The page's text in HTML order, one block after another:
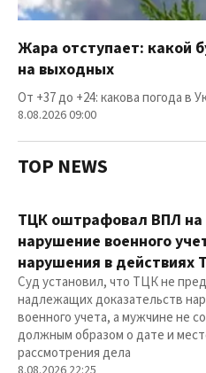
Жара отступает: какой
на выходных
От +37 до +24: какова погода в
8.08.2026 09:00
TOP NEWS
ТЦК оштрафовал ВПЛ на
нарушение военного
нарушения в действиях
Суд установил, что ТЦК не
надлежащих доказательств
военного учета, а мужчине не
должным образом о дате и
рассмотрения дела